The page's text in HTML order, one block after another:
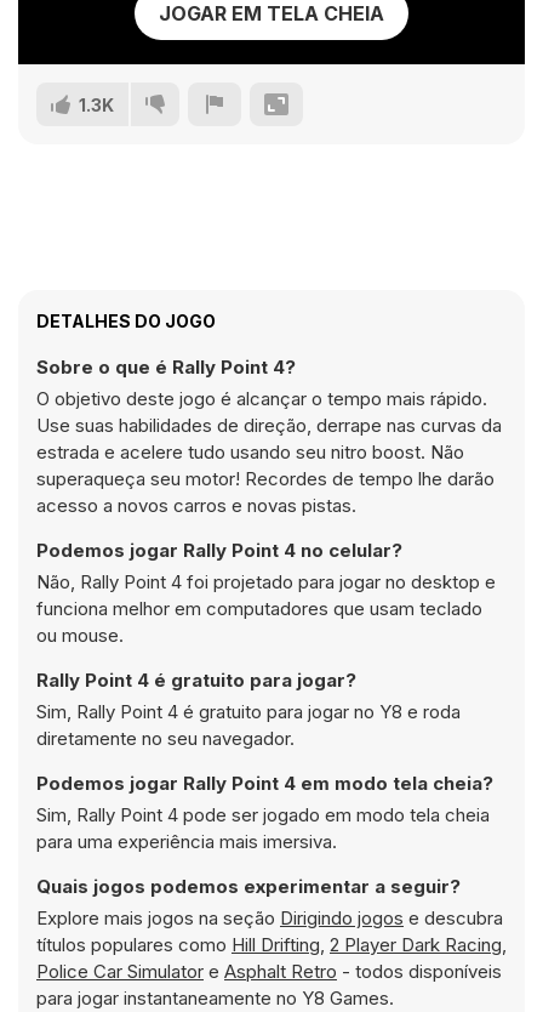
JOGAR EM TELA CHEIA
1.3K
DETALHES DO JOGO
Sobre o que é Rally Point 4?
O objetivo deste jogo é alcançar o tempo mais rápido.
Use suas habilidades de direção, derrape nas curvas da
estrada e acelere tudo usando seu nitro boost. Não
superaqueça seu motor! Recordes de tempo lhe darão
acesso a novos carros e novas pistas.
Podemos jogar Rally Point 4 no celular?
Não, Rally Point 4 foi projetado para jogar no desktop e
funciona melhor em computadores que usam teclado
ou mouse.
Rally Point 4 é gratuito para jogar?
Sim, Rally Point 4 é gratuito para jogar no Y8 e roda
diretamente no seu navegador.
Podemos jogar Rally Point 4 em modo tela cheia?
Sim, Rally Point 4 pode ser jogado em modo tela cheia
para uma experiência mais imersiva.
Quais jogos podemos experimentar a seguir?
Explore mais jogos na seção Dirigindo jogos e descubra
títulos populares como Hill Drifting, 2 Player Dark Racing,
Police Car Simulator e Asphalt Retro - todos disponíveis
para jogar instantaneamente no Y8 Games.